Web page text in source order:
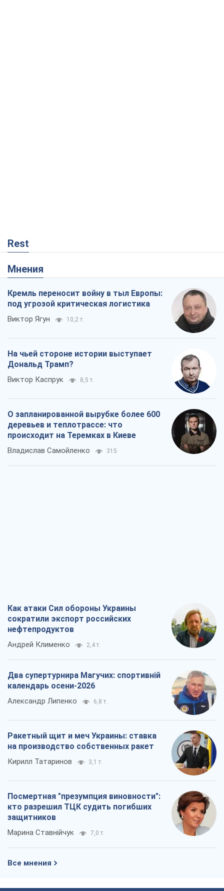
Rest
Мнения
Кремль переносит войну в тыл Европы:
под угрозой критическая логистика
Виктор Ягун 10,2 т.
На чьей стороне истории выступает
Дональд Трамп?
Виктор Каспрук 8,5 т.
О запланированной вырубке более 600
деревьев и теплотрассе: что
происходит на Теремках в Киеве
Владислав Самойленко 315
Как атаки Сил обороны Украины
сократили экспорт российских
нефтепродуктов
Андрей Клименко 2,4 т.
Два супертурнира Магучих: спортивній
календарь осени-2026
Александр Липенко 6,8 т.
Ракетный щит и меч Украины: ставка
на производство собственных ракет
Кирилл Татаринов 3,1 т.
Посмертная "презумпция виновности":
кто разрешил ТЦК судить погибших
защитников
Марина Ставнійчук 7,0 т.
Все мнения